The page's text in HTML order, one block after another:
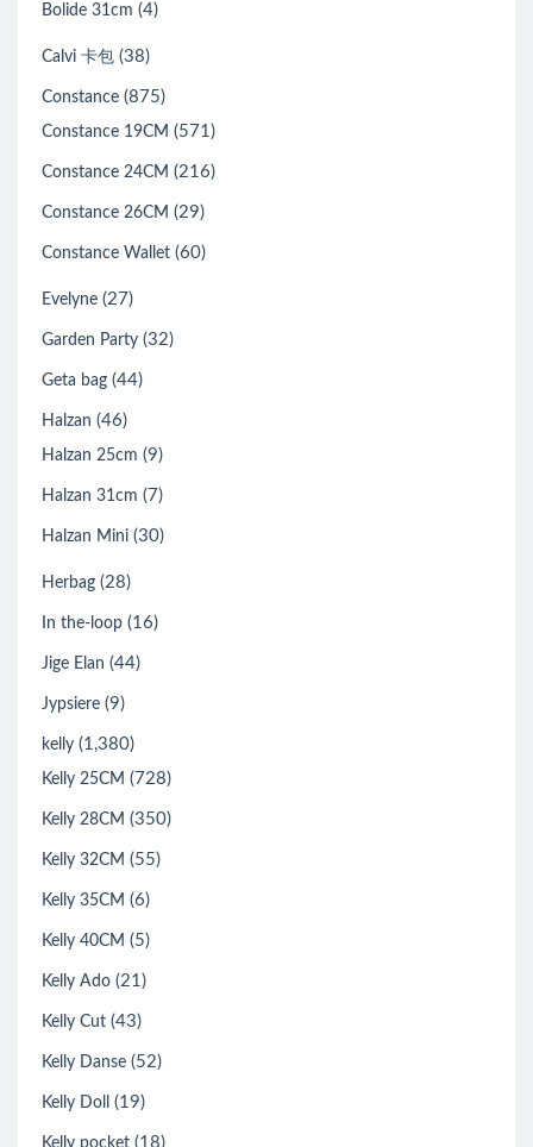
Bolide 31cm (4)
Calvi 卡包 (38)
Constance (875)
Constance 19CM (571)
Constance 24CM (216)
Constance 26CM (29)
Constance Wallet (60)
Evelyne (27)
Garden Party (32)
Geta bag (44)
Halzan (46)
Halzan 25cm (9)
Halzan 31cm (7)
Halzan Mini (30)
Herbag (28)
In the-loop (16)
Jige Elan (44)
Jypsiere (9)
kelly (1,380)
Kelly 25CM (728)
Kelly 28CM (350)
Kelly 32CM (55)
Kelly 35CM (6)
Kelly 40CM (5)
Kelly Ado (21)
Kelly Cut (43)
Kelly Danse (52)
Kelly Doll (19)
Kelly pocket (18)